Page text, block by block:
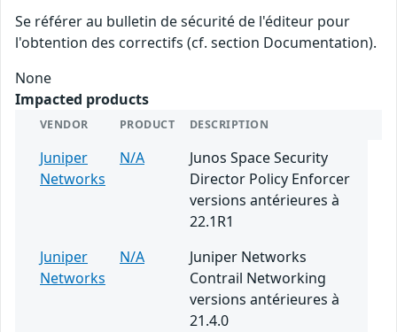
Se référer au bulletin de sécurité de l'éditeur pour
l'obtention des correctifs (cf. section Documentation).
None
Impacted products
VENDOR PRODUCT DESCRIPTION
Juniper
Networks
N/A
Junos Space Security
Director Policy Enforcer
versions antérieures à
22.1R1
Juniper
Networks
N/A
Juniper Networks
Contrail Networking
versions antérieures à
21.4.0